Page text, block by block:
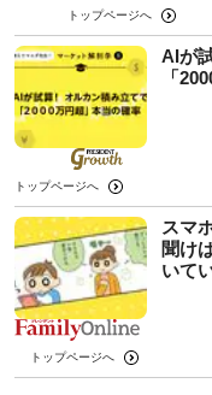
トップページへ
AIが
「
トップページへ
スマ
聞け
いて
トップページへ